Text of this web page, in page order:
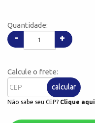
Quantidade:
- +
Calcule o frete:
calcular
Não sabe seu CEP? Clique aqui